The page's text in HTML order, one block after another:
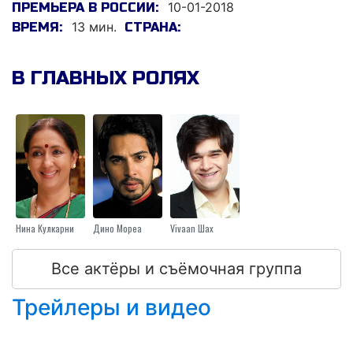
ПРЕМЬЕРА В РОССИИ: 10-01-2018
ВРЕМЯ: 13 мин. СТРАНА:
В ГЛАВНЫХ РОЛЯХ
Нина Кулкарни Дино Мореа Vivaan Шах
Все актёры и съёмочная группа
Трейлеры и видео